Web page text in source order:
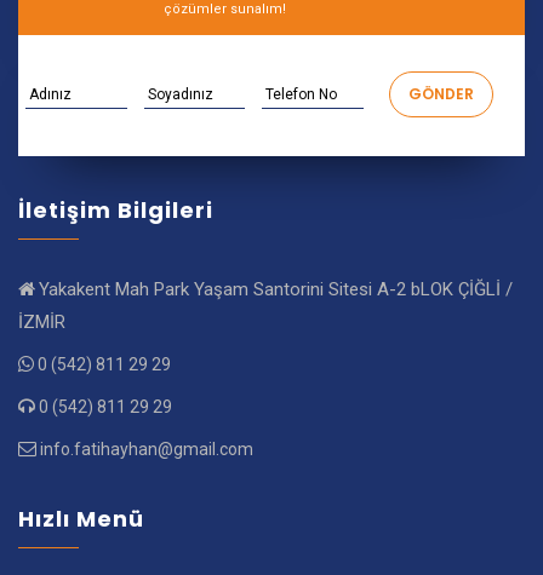
çözümler sunalım!
İletişim Bilgileri
Yakakent Mah Park Yaşam Santorini Sitesi A-2 bLOK ÇİĞLİ /
İZMİR
0 (542) 811 29 29
0 (542) 811 29 29
info.fatihayhan@gmail.com
Hızlı Menü